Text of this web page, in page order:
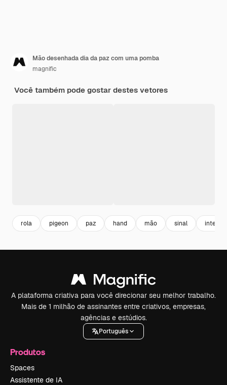
Mão desenhada dia da paz com uma pomba
magnific
Você também pode gostar destes vetores
rola pigeon paz hand mão sinal
A plataforma criativa para você direcionar seu melhor trabalho.
Mais de 1 milhão de assinantes entre criativos, empresas,
agências e estúdios.
Português
Produtos
Spaces
Assistente de IA